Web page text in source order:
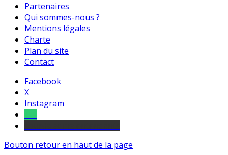
Partenaires
Qui sommes-nous ?
Mentions légales
Charte
Plan du site
Contact
Facebook
X
Instagram
Bouton retour en haut de la page